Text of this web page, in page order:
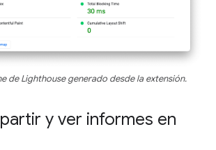
de Lighthouse generado desde la extensión.
y ver informes en